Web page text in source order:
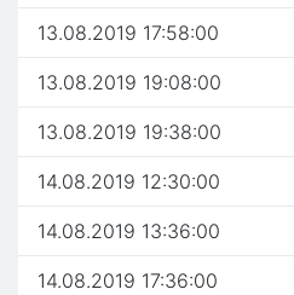
13.08.2019 17:58:00
13.08.2019 19:08:00
13.08.2019 19:38:00
14.08.2019 12:30:00
14.08.2019 13:36:00
14.08.2019 17:36:00